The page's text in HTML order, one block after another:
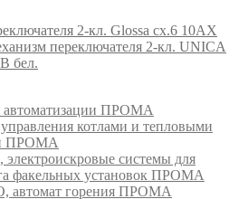
2-кл. Glossa сх.6 10AX
переключателя 2-кл. UNICA
бел.
автоматизации ПРОМА
котлами и тепловыми
ПРОМА
системы для
факельных установок ПРОМА
автомат горения ПРОМА